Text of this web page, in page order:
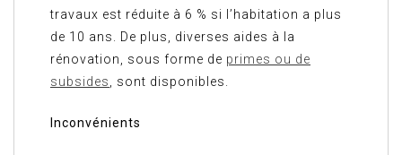
travaux est réduite à 6 % si l’habitation a plus
de 10 ans. De plus, diverses aides à la
rénovation, sous forme de primes ou de
subsides
, sont disponibles.
Inconvénients